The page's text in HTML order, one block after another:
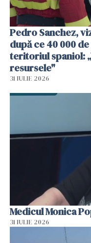
Pedro Sanchez,
după ce 40 000
teritoriul spaniol:
resursele"
31 IULIE 2026
Medicul Monica
31 IULIE 2026